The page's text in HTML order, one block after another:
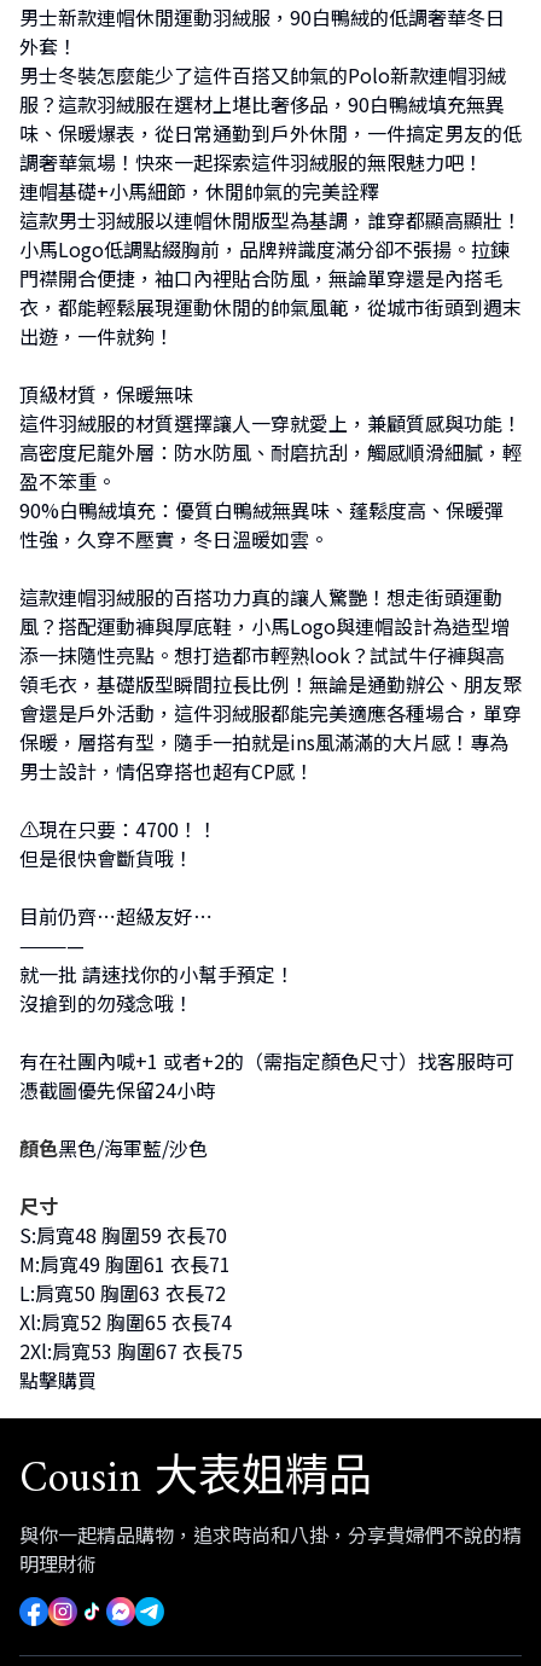
男士新款連帽休閒運動羽絨服，90白鴨絨的低調奢華冬日
外套！
男士冬裝怎麼能少了這件百搭又帥氣的Polo新款連帽羽絨
服？這款羽絨服在選材上堪比奢侈品，90白鴨絨填充無異
味、保暖爆表，從日常通勤到戶外休閒，一件搞定男友的低
調奢華氣場！快來一起探索這件羽絨服的無限魅力吧！
連帽基礎+小馬細節，休閒帥氣的完美詮釋
這款男士羽絨服以連帽休閒版型為基調，誰穿都顯高顯壯！
小馬Logo低調點綴胸前，品牌辨識度滿分卻不張揚。拉鍊
門襟開合便捷，袖口內裡貼合防風，無論單穿還是內搭毛
衣，都能輕鬆展現運動休閒的帥氣風範，從城市街頭到週末
出遊，一件就夠！
頂級材質，保暖無味
這件羽絨服的材質選擇讓人一穿就愛上，兼顧質感與功能！
高密度尼龍外層：防水防風、耐磨抗刮，觸感順滑細膩，輕
盈不笨重。
90%白鴨絨填充：優質白鴨絨無異味、蓬鬆度高、保暖彈
性強，久穿不壓實，冬日溫暖如雲。
這款連帽羽絨服的百搭功力真的讓人驚艷！想走街頭運動
風？搭配運動褲與厚底鞋，小馬Logo與連帽設計為造型增
添一抹隨性亮點。想打造都市輕熟look？試試牛仔褲與高
領毛衣，基礎版型瞬間拉長比例！無論是通勤辦公、朋友聚
會還是戶外活動，這件羽絨服都能完美適應各種場合，單穿
保暖，層搭有型，隨手一拍就是ins風滿滿的大片感！專為
男士設計，情侶穿搭也超有CP感！
⚠現在只要：4700！！
但是很快會斷貨哦！
目前仍齊⋯超級友好⋯
————
就一批 請速找你的小幫手預定！
沒搶到的勿殘念哦！
有在社團內喊+1 或者+2的（需指定顏色尺寸）找客服時可
憑截圖優先保留24小時
顏色黑色/海軍藍/沙色
尺寸
S:肩寬48 胸圍59 衣長70
M:肩寬49 胸圍61 衣長71
L:肩寬50 胸圍63 衣長72
Xl:肩寬52 胸圍65 衣長74
2Xl:肩寬53 胸圍67 衣長75
點擊購買
Cousin 大表姐精品
與你一起精品購物，追求時尚和八掛，分享貴婦們不說的精
明理財術